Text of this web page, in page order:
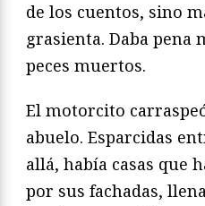
de los cuentos, sino
grasienta. Daba pena
peces muertos.
El motorcito
abuelo. Esparcidas
allá, había casas que
por sus fachadas,